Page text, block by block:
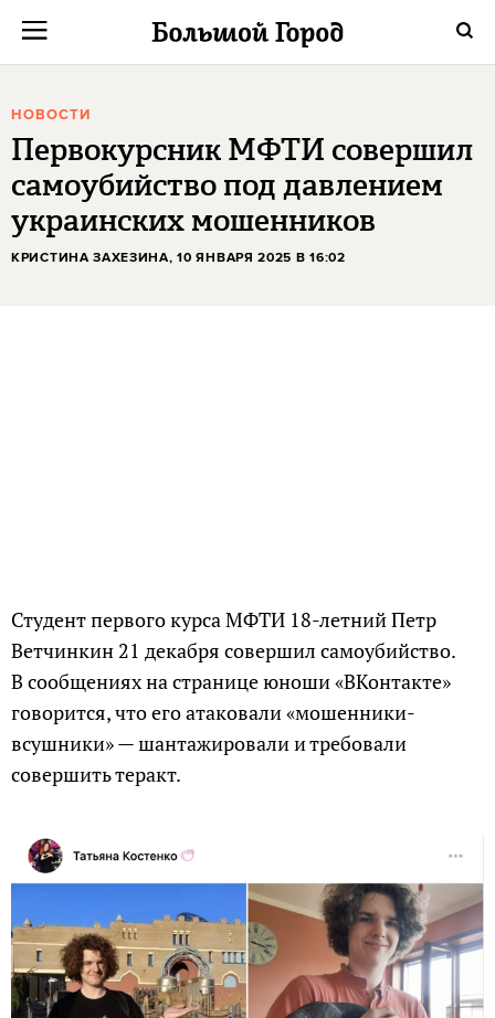
НОВОСТИ
Первокурсник МФТИ совершил
самоубийство под давлением
украинских мошенников
КРИСТИНА ЗАХЕЗИНА, 10 ЯНВАРЯ 2025 В 16:02
Студент первого курса МФТИ 18-летний Петр
Ветчинкин 21 декабря совершил самоубийство.
В сообщениях на странице юноши «ВКонтакте»
говорится, что его атаковали «мошенники-
всушники» — шантажировали и требовали
совершить теракт.